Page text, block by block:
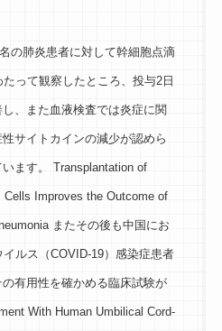
の肺炎患者に対して幹細胞点滴
って観察したところ、投与2日
、また血液検査では炎症に関
サイトカインの減少が認めら
ます。 Transplantation of
Improves the Outcome of
またその後も中国にお
ルス（COVID-19）感染症患者
有用性を確かめる臨床試験が
With Human Umbilical Cord-